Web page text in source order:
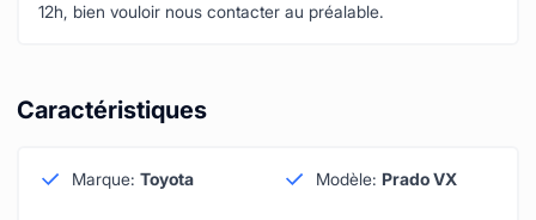
12h, bien vouloir nous contacter au préalable.
Caractéristiques
Marque: Toyota Modèle: Prado VX